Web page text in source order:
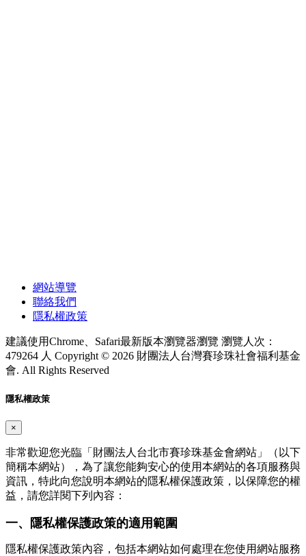
網站導覽
聯絡我們
隱私權政策
建議使用Chrome、Safari最新版本瀏覽器瀏覽 瀏覽人次：
479264 人 Copyright © 2026 財團法人台灣賽珍珠社會福利基金
會. All Rights Reserved
隱私權政策
×
非常歡迎您光臨「財團法人台北市賽珍珠基金會網站」（以下
簡稱本網站），為了讓您能夠安心的使用本網站的各項服務與
資訊，特此向您說明本網站的隱私權保護政策，以保障您的權
益，請您詳閱下列內容：
一、隱私權保護政策的適用範圍
隱私權保護政策內容，包括本網站如何處理在您使用網站服務